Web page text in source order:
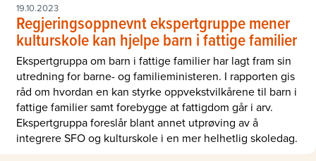
19.10.2023
Regjeringsoppnevnt ekspertgruppe mener
kulturskole kan hjelpe barn i fattige familier
Ekspertgruppa om barn i fattige familier har lagt fram sin
utredning for barne- og familieministeren. I rapporten gis
råd om hvordan en kan styrke oppvekstvilkårene til barn i
fattige familier samt forebygge at fattigdom går i arv.
Ekspertgruppa foreslår blant annet utprøving av å
integrere SFO og kulturskole i en mer helhetlig skoledag.